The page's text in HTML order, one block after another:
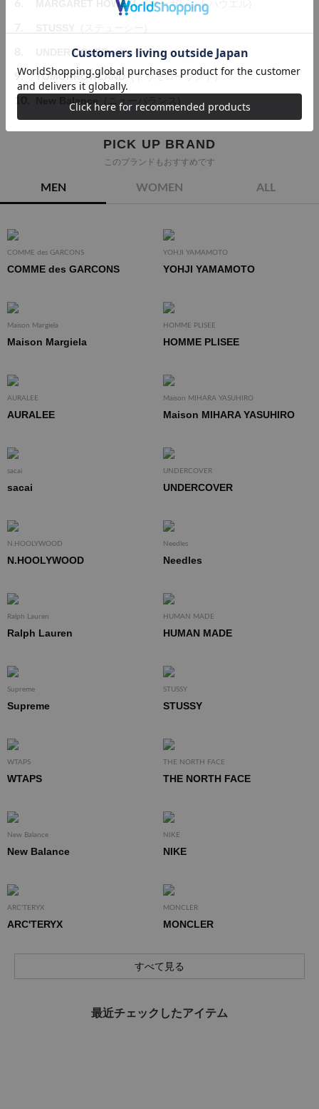
MARGARET HOWELL (マーガレットハウエル)
UNDER COVER (アンダーカバー)
9. TOMORROWLAND (トゥモローランド)
New Balance (ニューバランス)
PICK UP BRAND
このブランドもおすすめです
MEN WOMEN ALL
COMME des GARCONS
COMME des GARCONS
YOHJI YAMAMOTO
YOHJI YAMAMOTO
Maison Margiela
Maison Margiela
HOMME PLISEE
HOMME PLISEE
AURALEE
AURALEE
Maison MIHARA YASUHIRO
Maison MIHARA YASUHIRO
sacai
sacai
UNDERCOVER
UNDERCOVER
N.HOOLYWOOD
N.HOOLYWOOD
Needles
Needles
Ralph Lauren
Ralph Lauren
HUMAN MADE
HUMAN MADE
Supreme
Supreme
STUSSY
STUSSY
WTAPS
WTAPS
THE NORTH FACE
THE NORTH FACE
New Balance
New Balance
NIKE
NIKE
ARC'TERYX
ARC'TERYX
MONCLER
MONCLER
すべて見る
最近チェックしたアイテム